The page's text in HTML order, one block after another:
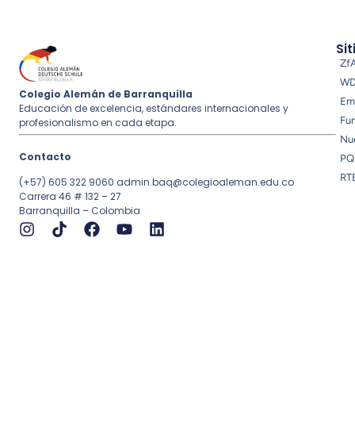
Colegio Alemán de Barranquilla
Educación de excelencia, estándares internacionales y
profesionalismo en cada etapa.
Contacto
(+57) 605 322 9060 admin.baq@colegioaleman.edu.co
Carrera 46 # 132 – 27
Barranquilla – Colombia